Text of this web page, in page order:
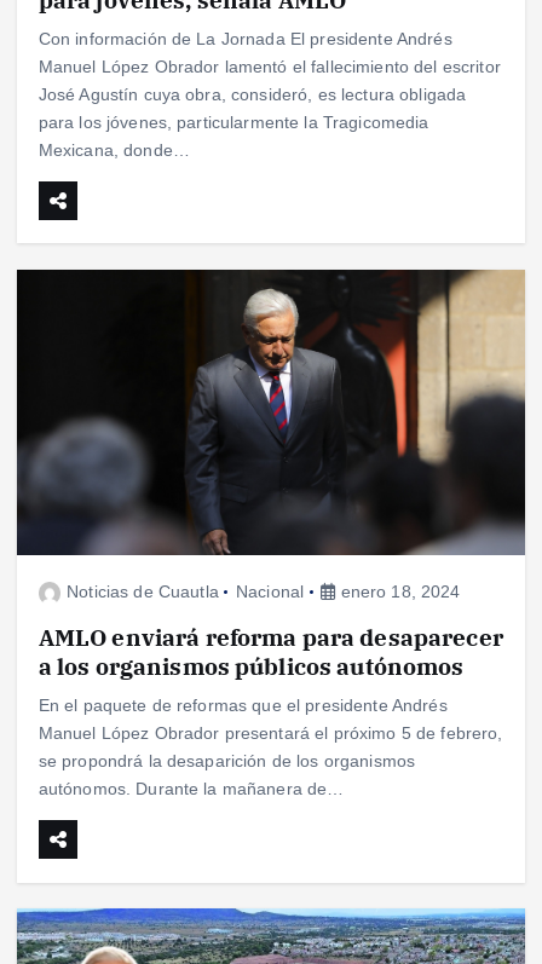
Con información de La Jornada El presidente Andrés
Manuel López Obrador lamentó el fallecimiento del escritor
José Agustín cuya obra, consideró, es lectura obligada
para los jóvenes, particularmente la Tragicomedia
Mexicana, donde…
Noticias de Cuautla Nacional enero 18, 2024
AMLO enviará reforma para desaparecer
a los organismos públicos autónomos
En el paquete de reformas que el presidente Andrés
Manuel López Obrador presentará el próximo 5 de febrero,
se propondrá la desaparición de los organismos
autónomos. Durante la mañanera de…